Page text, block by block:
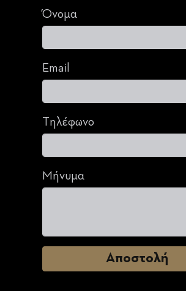
Όνομα
Email
Τηλέφωνο
Μήνυμα